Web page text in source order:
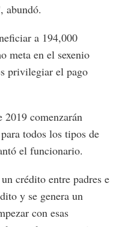
abundó.
a 194,000
meta en el sexenio
privilegiar el pago
2019 comenzarán
todos los tipos de
el funcionario.
crédito entre padres e
y se genera un
con esas